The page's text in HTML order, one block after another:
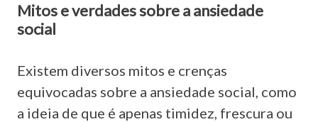
Mitos e verdades sobre a ansiedade
social
Existem diversos mitos e crenças
equivocadas sobre a ansiedade social, como
a ideia de que é apenas timidez, frescura ou